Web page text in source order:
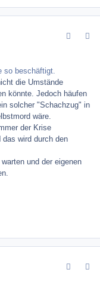
so beschäftigt.
die Umstände
könnte. Jedoch häufen
solcher "Schachzug" in
wäre.
der Krise
wird durch den
und der eigenen